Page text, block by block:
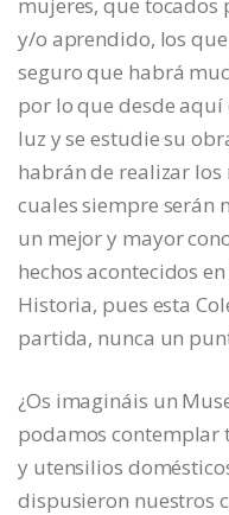
mujeres, que
y/o aprendido, los
seguro que habrá
por lo que desde aquí
luz y se estudie su
habrán de realizar los
cuales siempre serán
un mejor y mayor
hechos acontecidos
Historia, pues esta
partida, nunca un
¿Os imagináis un
podamos contemplar
y utensilios
dispusieron nuestros